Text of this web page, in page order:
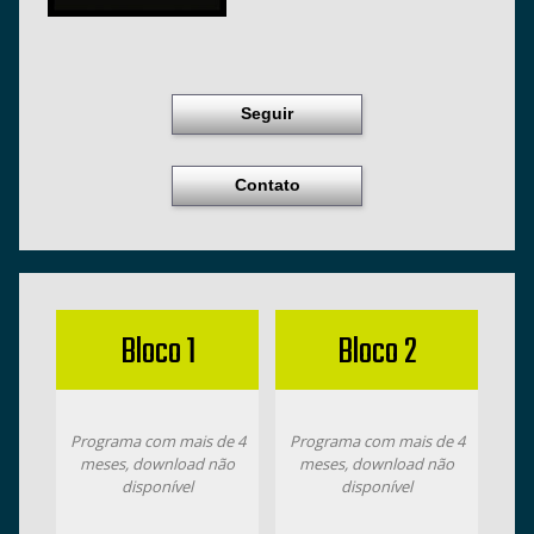
Seguir
Contato
Bloco 1
Programa com mais de 4
meses, download não
disponível
Bloco 2
Programa com mais de 4
meses, download não
disponível